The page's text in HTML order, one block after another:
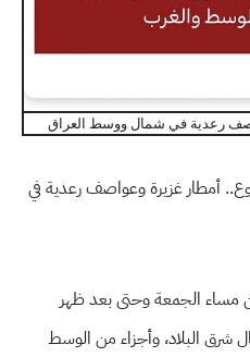
رعدية في شمال ووسط العراق
أمطار غزيرة وعواصف رعدية في
مساء الجمعة وحتى بعد ظهر
البلاد، وأجزاء من الوسط